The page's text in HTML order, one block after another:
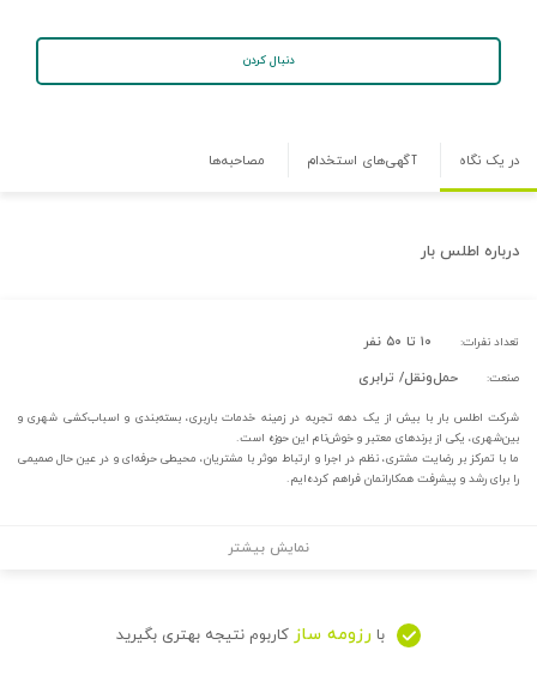
دنبال کردن
در یک نگاه آگهی‌های استخدام مصاحبه‌ها
درباره اطلس بار
تعداد نفرات: ۱۰ تا ۵۰ نفر
صنعت: حمل‌و‌نقل/ ترابری
شرکت اطلس بار با بیش از یک دهه تجربه در زمینه خدمات باربری، بسته‌بندی و اسباب‌کشی شهری و
بین‌شهری، یکی از برندهای معتبر و خوش‌نام این حوزه است.
ما با تمرکز بر رضایت مشتری، نظم در اجرا و ارتباط موثر با مشتریان، محیطی حرفه‌ای و در عین حال صمیمی
را برای رشد و پیشرفت همکارانمان فراهم کرده‌ایم.
نمایش بیشتر
با رزومه ساز کاربوم نتیجه بهتری بگیرید